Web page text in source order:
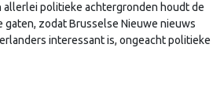
allerlei politieke achtergronden houdt de
gaten, zodat Brusselse Nieuwe nieuws
interessant is, ongeacht politieke